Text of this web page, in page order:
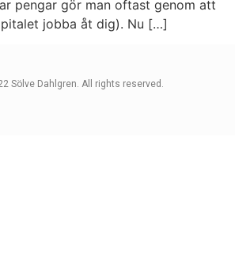
pengar gör man oftast genom att
jobba åt dig). Nu […]
Sölve Dahlgren. All rights reserved.